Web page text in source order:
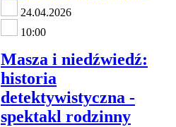
24.04.2026
10:00
Masza i niedźwiedź:
historia
detektywistyczna -
spektakl rodzinny